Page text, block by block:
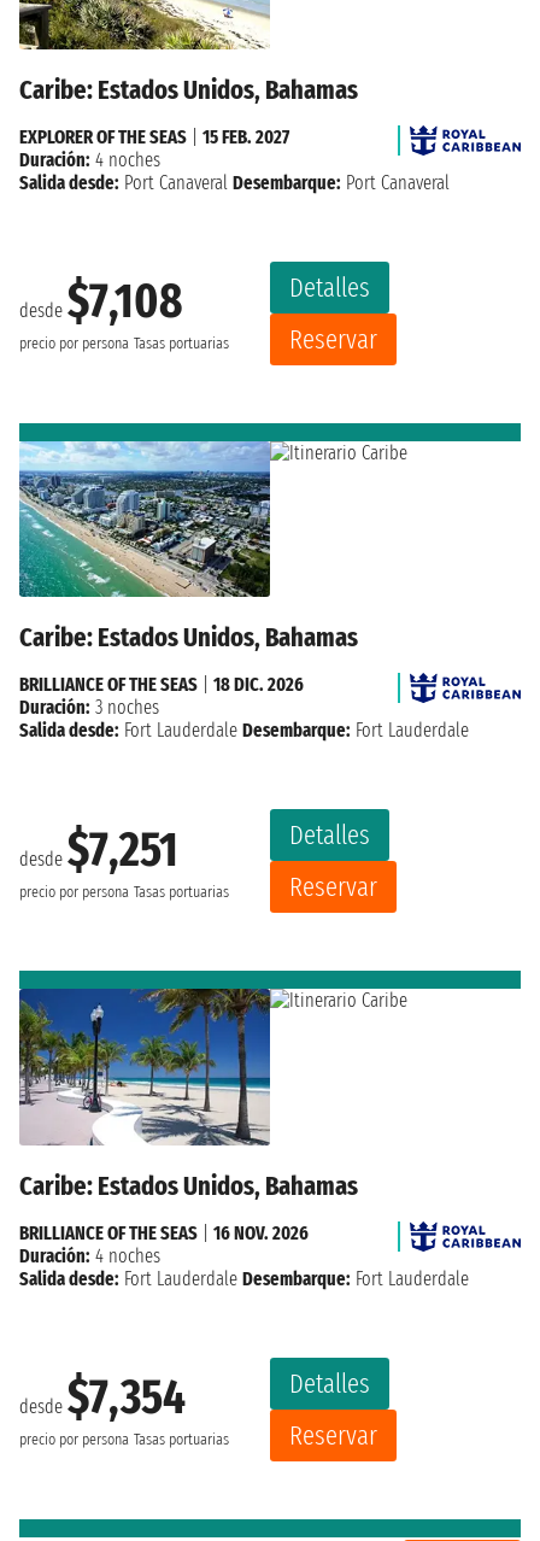
Caribe: Estados Unidos, Bahamas
desde $7,108
precio por persona Tasas portuarias
Detalles
Reservar
EXPLORER OF THE SEAS
15 FEB. 2027
Duración: 4 noches
Salida desde: Port Canaveral Desembarque: Port Canaveral
Caribe: Estados Unidos, Bahamas
desde $7,251
precio por persona Tasas portuarias
Detalles
Reservar
BRILLIANCE OF THE SEAS
18 DIC. 2026
Duración: 3 noches
Salida desde: Fort Lauderdale Desembarque: Fort Lauderdale
Caribe: Estados Unidos, Bahamas
desde $7,354
precio por persona Tasas portuarias
Detalles
Reservar
BRILLIANCE OF THE SEAS
16 NOV. 2026
Duración: 4 noches
Salida desde: Fort Lauderdale Desembarque: Fort Lauderdale